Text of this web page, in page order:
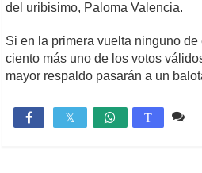
del uribisimo, Paloma Valencia.
Si en la primera vuelta ninguno
ciento más uno de los votos
mayor respaldo pasarán a un
 T